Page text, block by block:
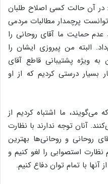
در آن حالت کسی اصلاح طلبان
پرچمدار مطالبات مردمی
عدم حمایت ما آقای روحانی را
البته من پیروزی ایشان را
ویژه پشتیبانی قاطع آقای
بسیار درستی کردیم که از او
ما اشتباه کردیم از
آنان توجه ندارند با نظارت
روحانی و روحانی‌ها بهترین
نظارت استصوابی را لغو کنیم و
آنها با تمام توان دفاع کنیم.